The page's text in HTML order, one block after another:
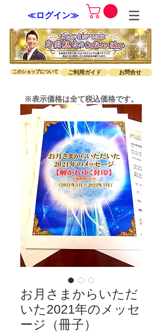
≪ログイン≫
このショップについて ご利用ガイド お問合せ
※表示価格は全て税込価格です。
お月さまからいただ
いた2021年のメッセ
ージ（冊子）